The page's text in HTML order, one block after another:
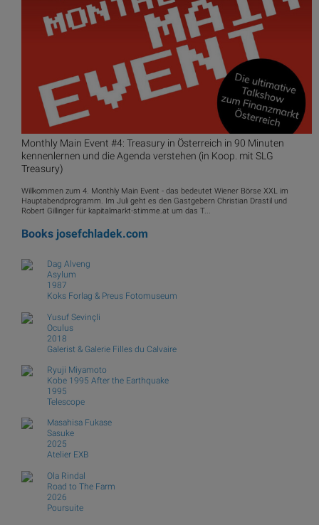
Monthly Main Event #4: Treasury in Österreich in 90 Minuten
kennenlernen und die Agenda verstehen (in Koop. mit SLG
Treasury)
Willkommen zum 4. Monthly Main Event - das bedeutet Wiener Börse XXL im
Hauptabendprogramm. Im Juli geht es den Gastgebern Christian Drastil und
Robert Gillinger für kapitalmarkt-stimme.at um das T...
Books josefchladek.com
Dag Alveng
Asylum
1987
Koks Forlag & Preus Fotomuseum
Yusuf Sevinçli
Oculus
2018
Galerist & Galerie Filles du Calvaire
Ryuji Miyamoto
Kobe 1995 After the Earthquake
1995
Telescope
Masahisa Fukase
Sasuke
2025
Atelier EXB
Ola Rindal
Road to The Farm
2026
Poursuite